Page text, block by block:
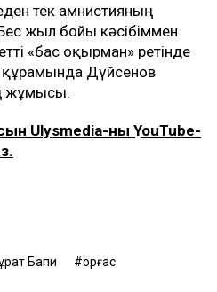
тек амнистияның
жыл бойы кәсібіммен
«бас оқырман» ретінде
Дүйсенов
жұмысы.
Ulysmedia-ның YouTube-
Бапи
Қорғас